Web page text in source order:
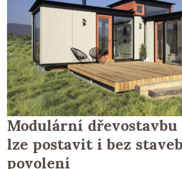
Modulární dřevostavbu
lze postavit i bez
povolení